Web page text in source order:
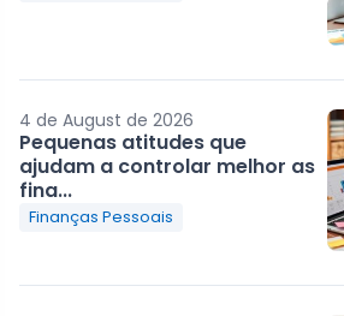
4 de August de 2026
Pequenas atitudes que
ajudam a controlar melhor as
fina...
Finanças Pessoais